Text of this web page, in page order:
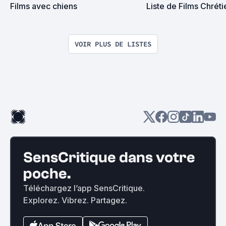
Films avec chiens Liste de Films
VOIR PLUS DE LISTES
SensCritique dans votre
poche.
Téléchargez l’app SensCritique.
Explorez. Vibrez. Partagez.